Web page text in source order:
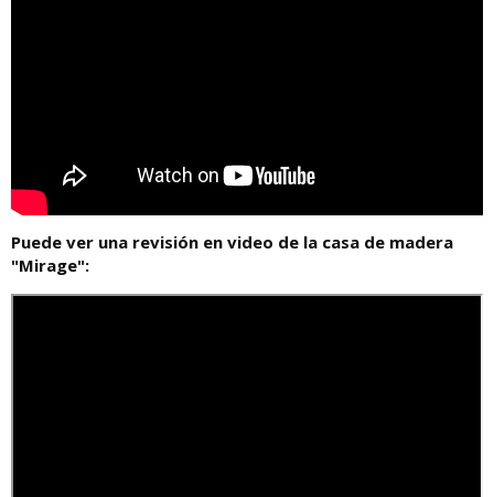
Puede ver una revisión en video de la casa de madera
"Mirage":